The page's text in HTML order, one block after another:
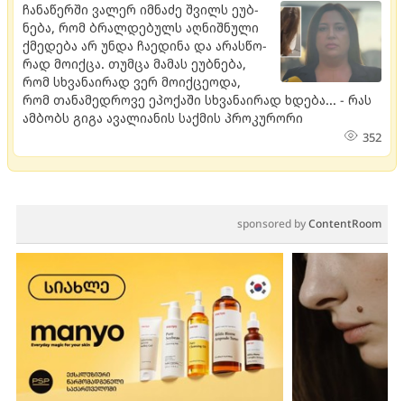
ჩა­ნა­წერ­ში ვა­ლერ იმ­ნა­ძე შვილს ეუბ­
ნე­ბა, რომ ბრალ­დე­ბულს აღ­ნიშ­ნუ­ლი
ქმე­დე­ბა არ უნდა ჩა­ე­დი­ნა და არას­წო­
რად მო­იქ­ცა. თუმ­ცა მა­მას ეუბ­ნე­ბა,
რომ სხვა­ნა­ი­რად ვერ მო­იქ­ცე­ო­და,
რომ თა­ნა­მედ­რო­ვე ეპო­ქა­ში სხვა­ნა­ი­რად ხდე­ბა... - რას
ამბობს გიგა ავალიანის საქმის პროკურორი
352
sponsored byContentRoom